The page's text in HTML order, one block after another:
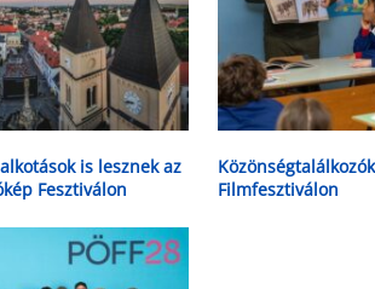
is lesznek az
Fesztiválon
Filmfesztiválon